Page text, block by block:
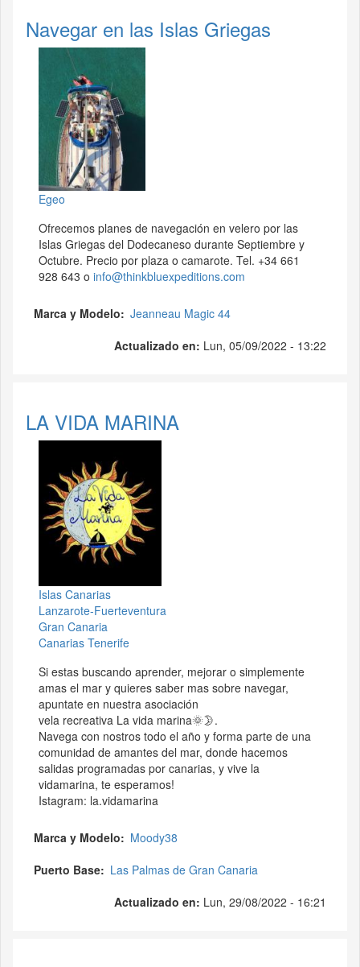
Navegar en las Islas Griegas
Egeo
Ofrecemos planes de navegación en velero por las
Islas Griegas del Dodecaneso durante Septiembre y
Octubre. Precio por plaza o camarote. Tel. +34 661
928 643 o info@thinkbluexpeditions.com
Marca y Modelo
Jeanneau Magic 44
Actualizado en: Lun, 05/09/2022 - 13:22
LA VIDA MARINA
Islas Canarias
Lanzarote-Fuerteventura
Gran Canaria
Canarias Tenerife
Si estas buscando aprender, mejorar o simplemente
amas el mar y quieres saber mas sobre navegar,
apuntate en nuestra asociación
vela recreativa La vida marina🌞🌛.
Navega con nostros todo el año y forma parte de una
comunidad de amantes del mar, donde hacemos
salidas programadas por canarias, y vive la
vidamarina, te esperamos!
Istagram: la.vidamarina
Marca y Modelo
Moody38
Puerto Base
Las Palmas de Gran Canaria
Actualizado en: Lun, 29/08/2022 - 16:21